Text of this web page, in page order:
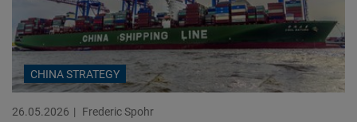
CHINA STRATEGY
26.05.2026 Frederic Spohr